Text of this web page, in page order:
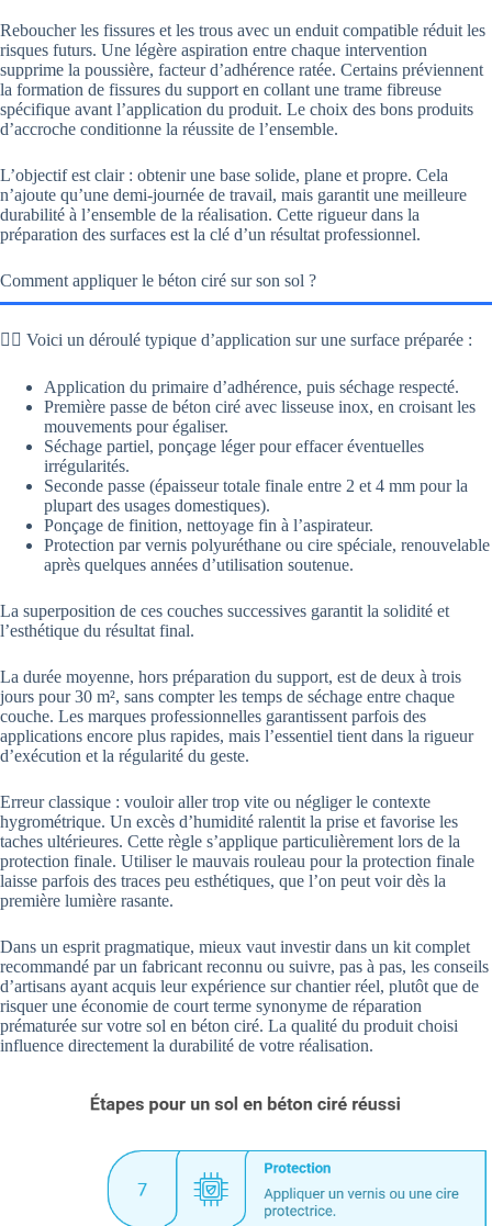
Reboucher les fissures et les trous avec un enduit compatible réduit les
risques futurs. Une légère aspiration entre chaque intervention
supprime la poussière, facteur d’adhérence ratée. Certains préviennent
la formation de fissures du support en collant une trame fibreuse
spécifique avant l’application du produit. Le choix des bons produits
d’accroche conditionne la réussite de l’ensemble.
L’objectif est clair : obtenir une base solide, plane et propre. Cela
n’ajoute qu’une demi-journée de travail, mais garantit une meilleure
durabilité à l’ensemble de la réalisation. Cette rigueur dans la
préparation des surfaces est la clé d’un résultat professionnel.
Comment appliquer le béton ciré sur son sol ?
👉🏻 Voici un déroulé typique d’application sur une surface préparée :
Application du primaire d’adhérence, puis séchage respecté.
Première passe de béton ciré avec lisseuse inox, en croisant les
mouvements pour égaliser.
Séchage partiel, ponçage léger pour effacer éventuelles
irrégularités.
Seconde passe (épaisseur totale finale entre 2 et 4 mm pour la
plupart des usages domestiques).
Ponçage de finition, nettoyage fin à l’aspirateur.
Protection par vernis polyuréthane ou cire spéciale, renouvelable
après quelques années d’utilisation soutenue.
La superposition de ces couches successives garantit la solidité et
l’esthétique du résultat final.
La durée moyenne, hors préparation du support, est de deux à trois
jours pour 30 m², sans compter les temps de séchage entre chaque
couche. Les marques professionnelles garantissent parfois des
applications encore plus rapides, mais l’essentiel tient dans la rigueur
d’exécution et la régularité du geste.
Erreur classique : vouloir aller trop vite ou négliger le contexte
hygrométrique. Un excès d’humidité ralentit la prise et favorise les
taches ultérieures. Cette règle s’applique particulièrement lors de la
protection finale. Utiliser le mauvais rouleau pour la protection finale
laisse parfois des traces peu esthétiques, que l’on peut voir dès la
première lumière rasante.
Dans un esprit pragmatique, mieux vaut investir dans un kit complet
recommandé par un fabricant reconnu ou suivre, pas à pas, les conseils
d’artisans ayant acquis leur expérience sur chantier réel, plutôt que de
risquer une économie de court terme synonyme de réparation
prématurée sur votre sol en béton ciré. La qualité du produit choisi
influence directement la durabilité de votre réalisation.